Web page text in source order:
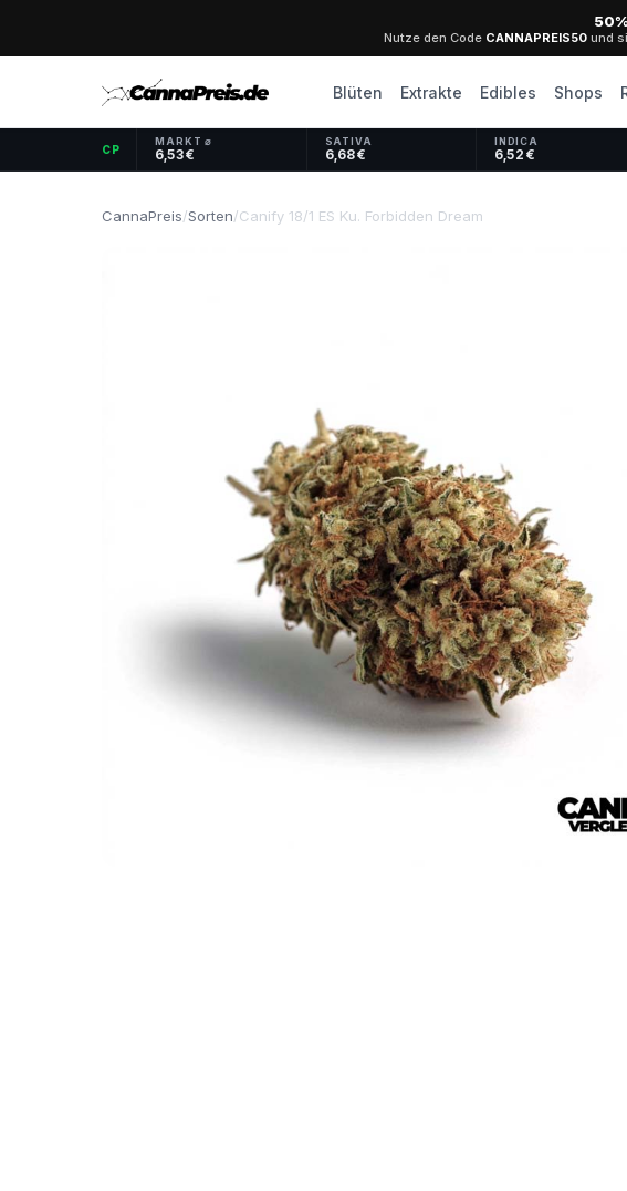
Nutze den Code CANNAPREIS50 und
Blüten Extrakte Edibles Shops
CP
MARKT ⌀
6,53 €
SATIVA
6,68 €
INDICA
6,52 €
CannaPreis/Sorten/Canify 18/1 ES Ku. Forbidden Dream